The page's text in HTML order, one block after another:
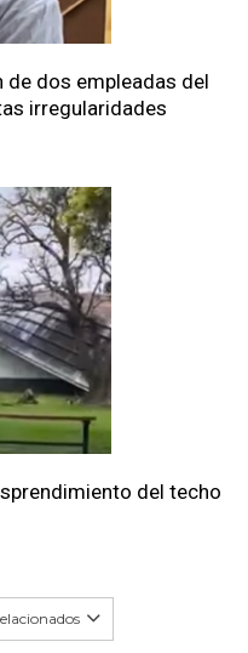
de dos empleadas del
irregularidades
del techo